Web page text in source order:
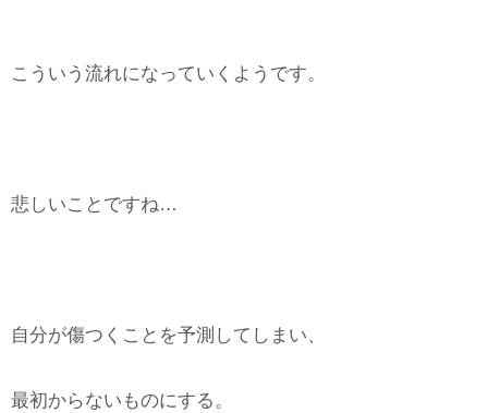
こういう流れになっていくようです。
悲しいことですね…
自分が傷つくことを予測してしまい、
最初からないものにする。